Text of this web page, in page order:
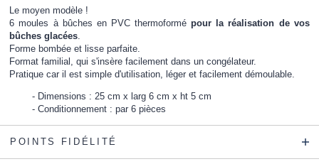
Le moyen modèle !
6 moules à bûches en PVC thermoformépour la réalisation de vos
bûches glacées
Forme bombée et lisse parfaite.
Format familial, qui s'insère facilement dans un congélateur.
Pratique car il est simple d'utilisation, léger et facilement démoulable.
Dimensions : 25 cm x larg 6 cm x ht 5 cm
Conditionnement : par 6 pièces
POINTS FIDÉLITÉ